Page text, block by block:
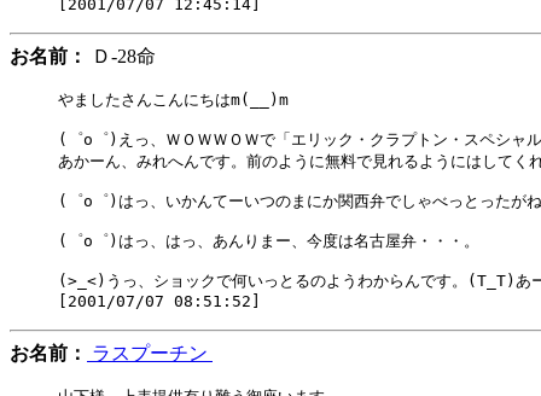
お名前： Ｄ-28命
やましたさんこんにちはm(__)m
(゜o゜)えっ、ＷＯＷＷＯＷで「エリック・クラプトン・スペシャ
あかーん、みれへんです。前のように無料で見れるようにはしてく
(゜o゜)はっ、いかんてーいつのまにか関西弁でしゃべっとったが
(゜o゜)はっ、はっ、あんりまー、今度は名古屋弁・・・。
(>_<)うっ、ショックで何いっとるのようわからんです。(T_T)あ
お名前： ラスプーチン